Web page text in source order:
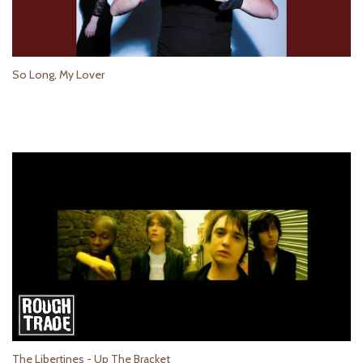
So Long, My Lover
The Libertines - Up The Bracket